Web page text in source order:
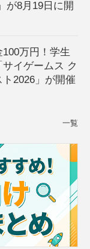
が8月19日に開
100万円！学生
イゲームス ク
2026」が開催
一覧